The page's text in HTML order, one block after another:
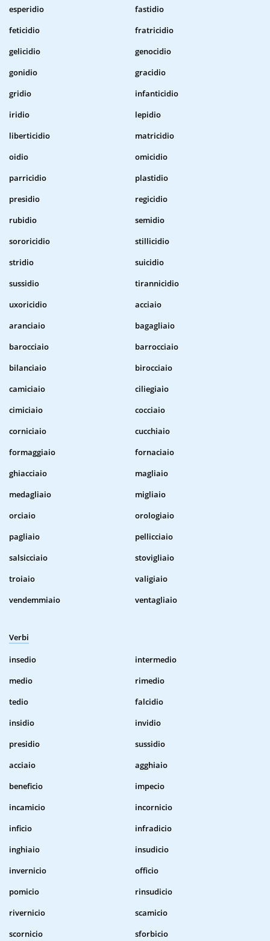
esperidio
fastidio
feticidio
fratricidio
gelicidio
genocidio
gonidio
gracidio
gridio
infanticidio
iridio
lepidio
liberticidio
matricidio
oidio
omicidio
parricidio
plastidio
presidio
regicidio
rubidio
semidio
sororicidio
stillicidio
stridio
suicidio
sussidio
tirannicidio
uxoricidio
acciaio
aranciaio
bagagliaio
barocciaio
barrocciaio
bilanciaio
birocciaio
camiciaio
ciliegiaio
cimiciaio
cocciaio
corniciaio
cucchiaio
formaggiaio
fornaciaio
ghiacciaio
magliaio
medagliaio
migliaio
orciaio
orologiaio
pagliaio
pellicciaio
salsicciaio
stovigliaio
troiaio
valigiaio
vendemmiaio
ventagliaio
Verbi
insedio
intermedio
medio
rimedio
tedio
falcidio
insidio
invidio
presidio
sussidio
acciaio
agghiaio
beneficio
impecio
incamicio
incornicio
inficio
infradicio
inghiaio
insudicio
invernicio
officio
pomicio
rinsudicio
rivernicio
scamicio
scornicio
sforbicio